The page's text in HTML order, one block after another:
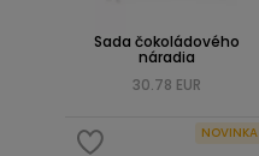
Sada čokoládového
náradia
30.78 EUR
NOVINKA